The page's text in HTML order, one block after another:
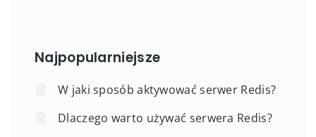
Najpopularniejsze
W jaki sposób aktywować serwer Redis?
Dlaczego warto używać serwera Redis?